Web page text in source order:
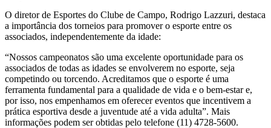
O diretor de Esportes do Clube de Campo, Rodrigo Lazzuri, destaca
a importância dos torneios para promover o esporte entre os
associados, independentemente da idade:
“Nossos campeonatos são uma excelente oportunidade para os
associados de todas as idades se envolverem no esporte, seja
competindo ou torcendo. Acreditamos que o esporte é uma
ferramenta fundamental para a qualidade de vida e o bem-estar e,
por isso, nos empenhamos em oferecer eventos que incentivem a
prática esportiva desde a juventude até a vida adulta”. Mais
informações podem ser obtidas pelo telefone (11) 4728-5600.